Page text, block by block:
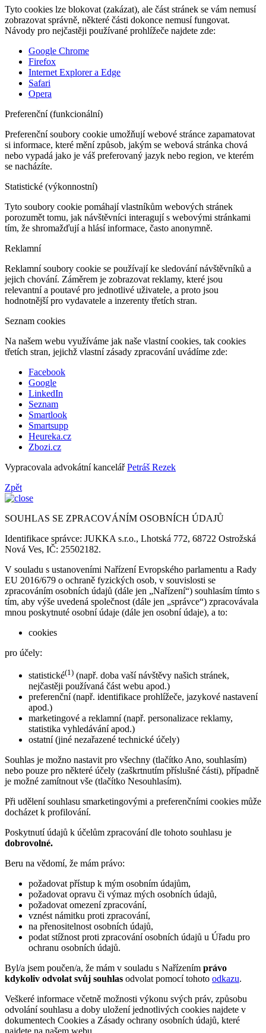
Tyto cookies lze blokovat (zakázat), ale část stránek se vám nemusí
zobrazovat správně, některé části dokonce nemusí fungovat.
Návody pro nejčastěji používané prohlížeče najdete zde:
Google Chrome
Firefox
Internet Explorer a Edge
Safari
Opera
Preferenční (funkcionální)
Preferenční soubory cookie umožňují webové stránce zapamatovat
si informace, které mění způsob, jakým se webová stránka chová
nebo vypadá jako je váš preferovaný jazyk nebo region, ve kterém
se nacházíte.
Statistické (výkonnostní)
Tyto soubory cookie pomáhají vlastníkům webových stránek
porozumět tomu, jak návštěvníci interagují s webovými stránkami
tím, že shromažďují a hlásí informace, často anonymně.
Reklamní
Reklamní soubory cookie se používají ke sledování návštěvníků a
jejich chování. Záměrem je zobrazovat reklamy, které jsou
relevantní a poutavé pro jednotlivé uživatele, a proto jsou
hodnotnější pro vydavatele a inzerenty třetích stran.
Seznam cookies
Na našem webu využíváme jak naše vlastní cookies, tak cookies
třetích stran, jejichž vlastní zásady zpracování uvádíme zde:
Facebook
Google
LinkedIn
Seznam
Smartlook
Smartsupp
Heureka.cz
Zbozi.cz
Vypracovala advokátní kancelářPetráš Rezek
Zpět
SOUHLAS SE ZPRACOVÁNÍM OSOBNÍCH ÚDAJŮ
Identifikace správce: JUKKA s.r.o., Lhotská 772, 68722 Ostrožská
Nová Ves, IČ: 25502182.
V souladu s ustanoveními Nařízení Evropského parlamentu a Rady
EU 2016/679 o ochraně fyzických osob, v souvislosti se
zpracováním osobních údajů (dále jen „Nařízení“) souhlasím tímto s
tím, aby výše uvedená společnost (dále jen „správce“) zpracovávala
mnou poskytnuté osobní údaje (dále jen osobní údaje), a to:
cookies
pro účely:
statistické(1) (např. doba vaší návštěvy našich stránek,
nejčastěji používaná část webu apod.)
preferenční (např. identifikace prohlížeče, jazykové nastavení
apod.)
marketingové a reklamní (např. personalizace reklamy,
statistika vyhledávání apod.)
ostatní (jiné nezařazené technické účely)
Souhlas je možno nastavit pro všechny (tlačítko Ano, souhlasím)
nebo pouze pro některé účely (zaškrtnutím příslušné části), případně
je možné zamítnout vše (tlačítko Nesouhlasím).
Při udělení souhlasu smarketingovými a preferenčními cookies může
docházet k profilování.
Poskytnutí údajů k účelům zpracování dle tohoto souhlasu je
dobrovolné.
Beru na vědomí, že mám právo:
požadovat přístup k mým osobním údajům,
požadovat opravu či výmaz mých osobních údajů,
požadovat omezení zpracování,
vznést námitku proti zpracování,
na přenositelnost osobních údajů,
podat stížnost proti zpracování osobních údajů u Úřadu pro
ochranu osobních údajů.
Byl/a jsem poučen/a, že mám v souladu s Nařízením právo
kdykoliv odvolat svůj souhlas odvolat pomocí tohoto odkazu.
Veškeré informace včetně možnosti výkonu svých práv, způsobu
odvolání souhlasu a doby uložení jednotlivých cookies najdete v
dokumentech Cookies a Zásady ochrany osobních údajů, které